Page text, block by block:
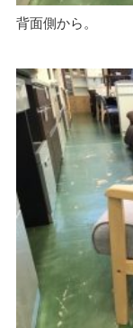
背面側から。